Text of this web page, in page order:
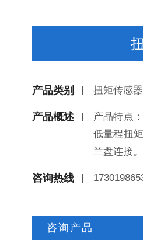
产品类别 扭矩传感器
产品概述
产品特点
低量程扭
兰盘连接
咨询热线
咨询产品